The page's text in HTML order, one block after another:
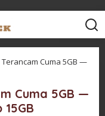
Cuma 5GB —
Cuma 5GB —